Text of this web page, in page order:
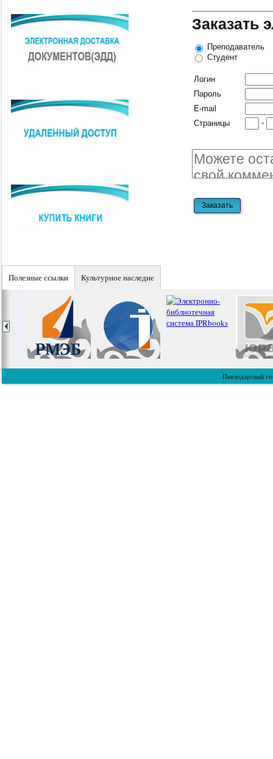
Заказать
Преподаватель
Студент
Логин
Пароль
E-mail
Страницы
-
Полезные ссылки Культурное наследие
Павлодарский